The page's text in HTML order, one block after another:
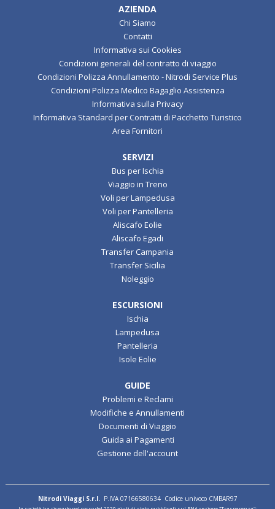
AZIENDA
Chi Siamo
Contatti
Informativa sui Cookies
Condizioni generali del contratto di viaggio
Condizioni Polizza Annullamento - Nitrodi Service Plus
Condizioni Polizza Medico Bagaglio Assistenza
Informativa sulla Privacy
Area Fornitori
SERVIZI
Bus per Ischia
Viaggio in Treno
Voli per Lampedusa
Voli per Pantelleria
Aliscafo Eolie
Aliscafo Egadi
Transfer Campania
Noleggio
ESCURSIONI
Ischia
Lampedusa
Isole Eolie
GUIDE
Problemi e Reclami
Modifiche e Annullamenti
Documenti di Viaggio